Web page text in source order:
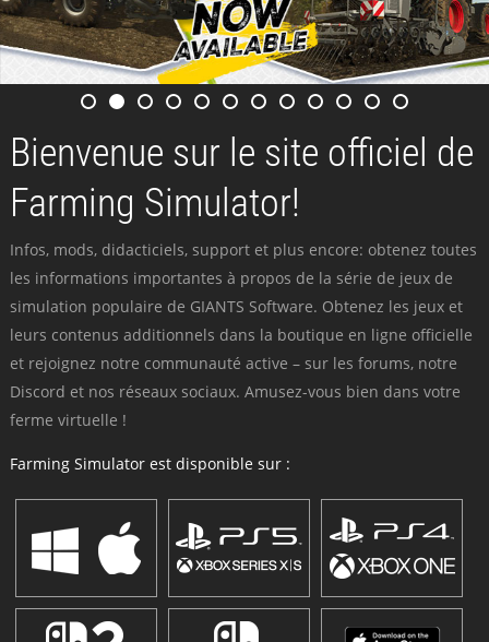
Bienvenue sur le site officiel de
Farming Simulator!
Infos, mods, didacticiels, support et plus encore: obtenez toutes
les informations importantes à propos de la série de jeux de
simulation populaire de GIANTS Software. Obtenez les jeux et
leurs contenus additionnels dans la boutique en ligne officielle
et rejoignez notre communauté active – sur les forums, notre
Discord et nos réseaux sociaux. Amusez-vous bien dans votre
ferme virtuelle !
Farming Simulator est disponible sur :